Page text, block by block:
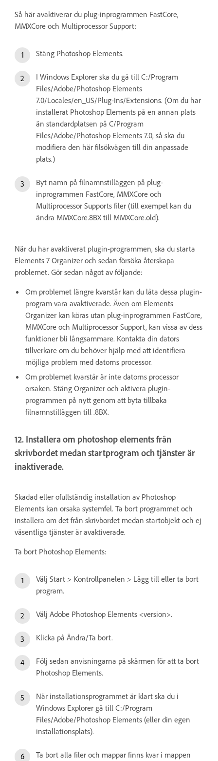
Så här avaktiverar du plug-inprogrammen FastCore,
MMXCore och Multiprocessor Support:
Stäng Photoshop Elements.
I Windows Explorer ska du gå till C:/Program
Files/Adobe/Photoshop Elements
7.0/Locales/en_US/Plug-Ins/Extensions. (Om du har
installerat Photoshop Elements på en annan plats
än standardplatsen på C/Program
Files/Adobe/Photoshop Elements 7.0, så ska du
modifiera den här filsökvägen till din anpassade
plats.)
Byt namn på filnamnstilläggen på plug-
inprogrammen FastCore, MMXCore och
Multiprocessor Supports filer (till exempel kan du
ändra MMXCore.8BX till MMXCore.old).
När du har avaktiverat plugin-programmen, ska du starta
Elements 7 Organizer och sedan försöka återskapa
problemet. Gör sedan något av följande:
Om problemet längre kvarstår kan du låta dessa plugin-
program vara avaktiverade. Även om Elements
Organizer kan köras utan plug-inprogrammen FastCore,
MMXCore och Multiprocessor Support, kan vissa av dess
funktioner bli långsammare. Kontakta din dators
tillverkare om du behöver hjälp med att identifiera
möjliga problem med datorns processor.
Om problemet kvarstår är inte datorns processor
orsaken. Stäng Organizer och aktivera plugin-
programmen på nytt genom att byta tillbaka
filnamnstilläggen till .8BX.
12. Installera om photoshop elements från
skrivbordet medan startprogram och tjänster är
inaktiverade.
Skadad eller ofullständig installation av Photoshop
Elements kan orsaka systemfel. Ta bort programmet och
installera om det från skrivbordet medan startobjekt och ej
väsentliga tjänster är avaktiverade.
Ta bort Photoshop Elements:
Välj Start > Kontrollpanelen > Lägg till eller ta bort
program.
Välj Adobe Photoshop Elements <version>.
Klicka på Ändra/Ta bort.
Följ sedan anvisningarna på skärmen för att ta bort
Photoshop Elements.
När installationsprogrammet är klart ska du i
Windows Explorer gå till C:/Program
Files/Adobe/Photoshop Elements (eller din egen
installationsplats).
Ta bort alla filer och mappar finns kvar i mappen